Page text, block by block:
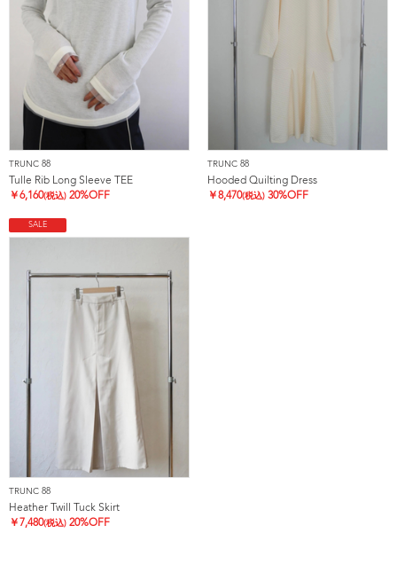
TRUNC 88
Tulle Rib Long Sleeve TEE
￥6,160(税込) 20%OFF
TRUNC 88
Hooded Quilting Dress
￥8,470(税込) 30%OFF
SALE
TRUNC 88
Heather Twill Tuck Skirt
￥ 7,480(税込) 20%OFF